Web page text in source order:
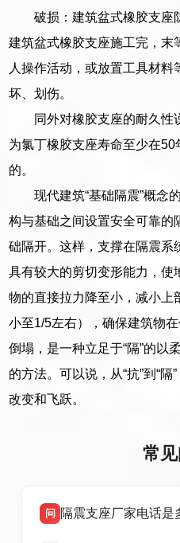
破损：建筑盆式橡胶支座
建筑盆式橡胶支座施工完，末
人操作活动，或放置工具材
坏、划伤。
同外对橡胶支座的耐久性
为氯丁橡胶支座寿命至少在
的。
现代建筑“基础隔震”概念
构与基础之间设置安全可靠的
础隔开。这样，支撑在隔震系
具有较大的剪切变形能力，使
物的直接拉力降至小，减小上
小至1/5左右），确保建筑物
倒塌，是一种立足于“隔”的以
的方法。可以说，从“抗”到“
改变和飞跃。
常
问 隔震支座厂家电话是